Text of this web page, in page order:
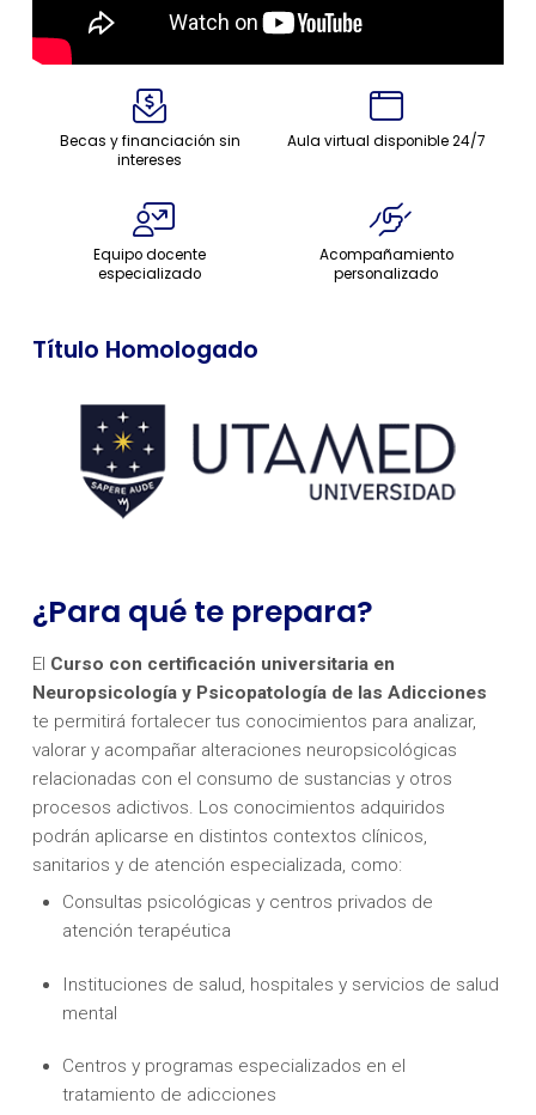
Becas y financiación sin
intereses
Aula virtual disponible 24/7
Equipo docente
especializado
Acompañamiento
personalizado
Título Homologado
¿Para qué te prepara?
El Curso con certificación universitaria en
Neuropsicología y Psicopatología de las Adicciones
te permitirá fortalecer tus conocimientos para analizar,
valorar y acompañar alteraciones neuropsicológicas
relacionadas con el consumo de sustancias y otros
procesos adictivos. Los conocimientos adquiridos
podrán aplicarse en distintos contextos clínicos,
sanitarios y de atención especializada, como:
Consultas psicológicas y centros privados de
atención terapéutica
Instituciones de salud, hospitales y servicios de salud
mental
Centros y programas especializados en el
tratamiento de adicciones